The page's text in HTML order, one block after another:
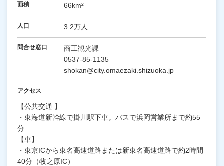
面積 66km²
人口 3.2万人
問合せ窓口
商工観光課
0537-85-1135
shokan@city.omaezaki.shizuoka.jp
アクセス
【公共交通 】
・東海道新幹線で掛川駅下車。バスで浜岡営業所まで約55
分
【車】
・東京ICから東名高速道路または新東名高速道路で約2時間
40分（牧之原IC）